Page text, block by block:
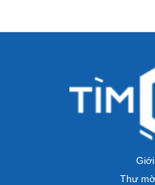
Thư